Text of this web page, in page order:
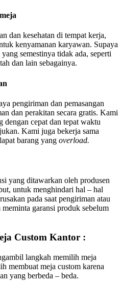
dan kesehatan di tempat kerja,
kenyamanan karyawan. Supaya
semestinya tidak ada, seperti
dan lain sebagainya.
pengiriman dan pemasangan
dan perakitan secara gratis. Kami
dengan cepat dan tepat waktu
Kami juga bekerja sama
barang yang overload.
yang ditawarkan oleh produsen
untuk menghindari hal – hal
pada saat pengiriman atau
garansi produk sebelum
Custom Kantor :
langkah memilih meja
membuat meja custom karena
yang berbeda – beda.